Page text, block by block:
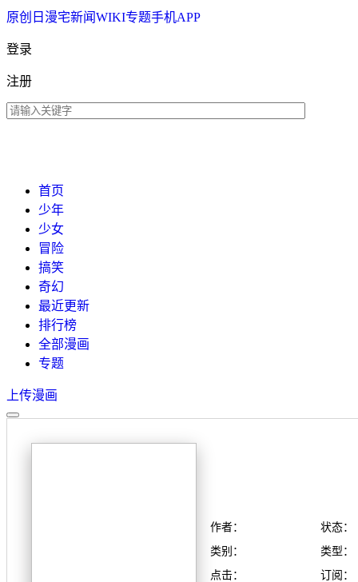
原创 日漫宅新闻WIKI专题手机APP
登录
注册
首页
少年
少女
冒险
搞笑
奇幻
最近更新
排行榜
全部漫画
专题
上传漫画
作者：
状态：
类别：
类型：
点击：
订阅：